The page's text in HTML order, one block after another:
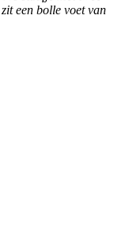
een bolle voet van